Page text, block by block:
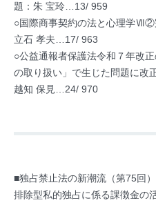
題：朱 宝玲…13/ 959
○国際商事契約の法と心理学Ⅶ②
立石 孝夫…17/ 963
○公益通報者保護法令和７年改
の取り扱い」で生じた問題に改
越知 保見…24/ 970
■独占禁止法の新潮流（第75回）
排除型私的独占に係る課徴金